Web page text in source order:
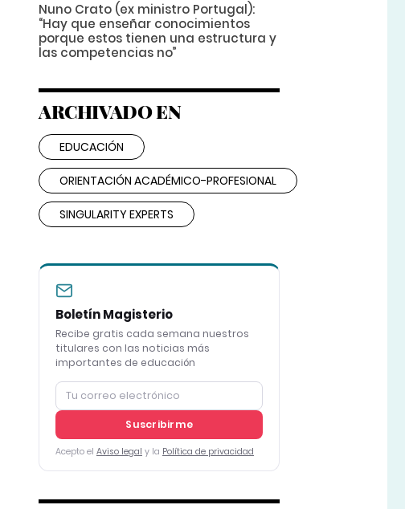
Nuno Crato (ex ministro Portugal):
“Hay que enseñar conocimientos
porque estos tienen una estructura y
las competencias no”
ARCHIVADO EN
EDUCACIÓN
ORIENTACIÓN ACADÉMICO-PROFESIONAL
SINGULARITY EXPERTS
Boletín Magisterio
Recibe gratis cada semana nuestros
titulares con las noticias más
importantes de educación
Suscribirme
Acepto el Aviso legal y la Política de privacidad